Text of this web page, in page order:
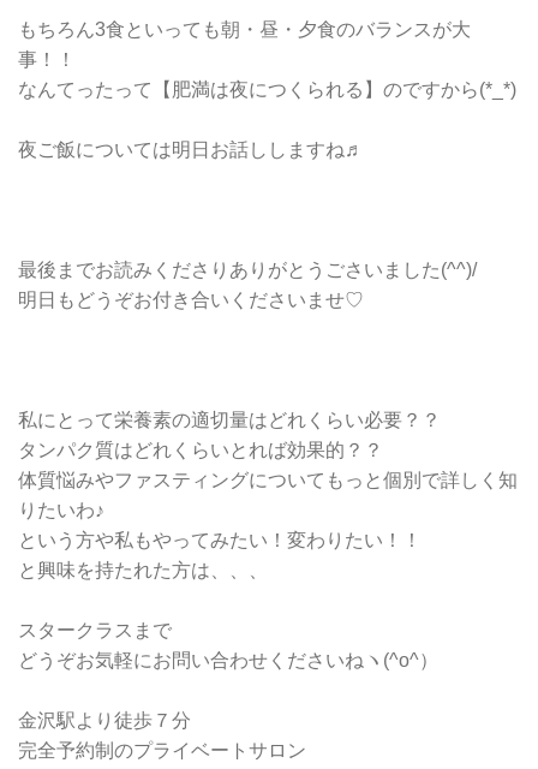
もちろん3食といっても朝・昼・夕食のバランスが大
事！！
なんてったって【肥満は夜につくられる】のですから(*_*)
夜ご飯については明日お話ししますね♬
最後までお読みくださりありがとうごさいました(^^)/
明日もどうぞお付き合いくださいませ♡
私にとって栄養素の適切量はどれくらい必要？？
タンパク質はどれくらいとれば効果的？？
体質悩みやファスティングについてもっと個別で詳しく知
りたいわ♪
という方や私もやってみたい！変わりたい！！
と興味を持たれた方は、、、
スタークラスまで
どうぞお気軽にお問い合わせくださいねヽ(^o^）
金沢駅より徒歩７分
完全予約制のプライベートサロン